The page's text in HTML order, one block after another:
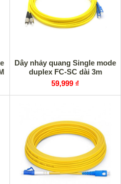
Dây nhảy quang Single mode
duplex FC-SC dài 3m
59,999 ₫